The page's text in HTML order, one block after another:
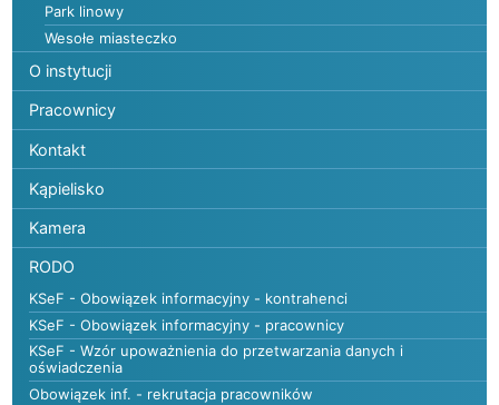
Park linowy
Wesołe miasteczko
O instytucji
Pracownicy
Kontakt
Kąpielisko
Kamera
RODO
KSeF - Obowiązek informacyjny - kontrahenci
KSeF - Obowiązek informacyjny - pracownicy
KSeF - Wzór upoważnienia do przetwarzania danych i
oświadczenia
Obowiązek inf. - rekrutacja pracowników